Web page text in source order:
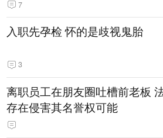
7
入职先孕检 怀的是歧视鬼胎
3
离职员工在朋友圈吐槽前老板
存在侵害其名誉权可能